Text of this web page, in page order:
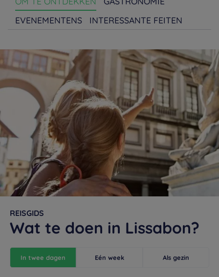
EVENEMENTENS
INTERESSANTE FEITEN
REISGIDS
Wat te doen in Lissabon?
In twee dagen Eén week Als gezin